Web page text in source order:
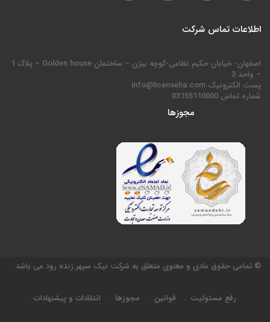
اطلاعات تماس شرکت
اصفهان- خیابان حکیم نظامی-کوچه بیژن – ساختمان Golden house – پلاک 1
– واحد 3
پست الکترونیک info@licenseha.com
شماره تماس 03155110000
مجوزها
©.تمامی حقوق مادی و معنوی متعلق به شرکت نیک سپهر زنده رود می باشد
رفع مسئولیت قوانین مجوزها انتقادات و پیشنهادات